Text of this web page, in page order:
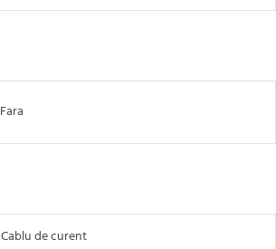
Fara
Cablu de curent